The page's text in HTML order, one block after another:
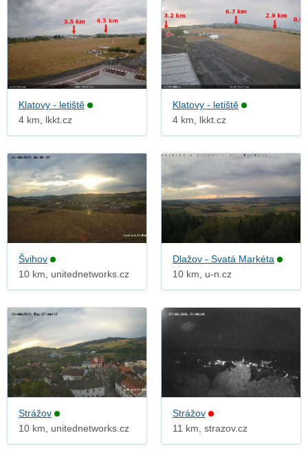
Klatovy - letiště
4 km, lkkt.cz
Klatovy - letiště
4 km, lkkt.cz
Švihov
10 km, unitednetworks.cz
Dlažov - Svatá Markéta
10 km, u-n.cz
Strážov
10 km, unitednetworks.cz
Strážov
11 km, strazov.cz